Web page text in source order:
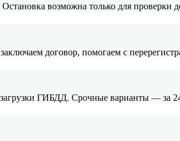
возможна только для
договор, помогаем с
ГИБДД. Срочные варианты — за